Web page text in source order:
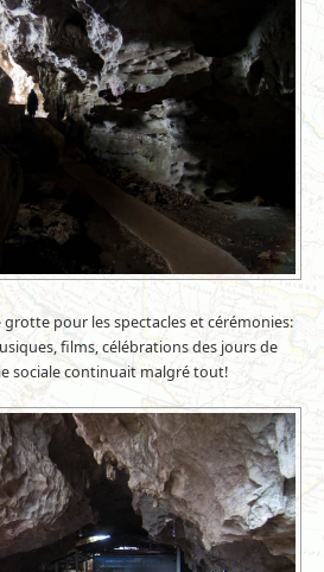
pour les spectacles et cérémonies:
films, célébrations des jours de
sociale continuait malgré tout!